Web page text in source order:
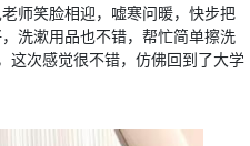
师笑脸相迎，嘘寒问暖，快步把
洗漱用品也不错，帮忙简单擦洗
这次感觉很不错，仿佛回到了大学